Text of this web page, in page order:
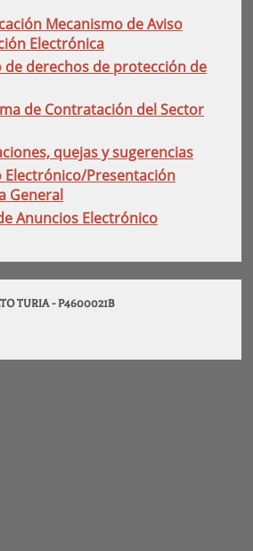
Mecanismo de Aviso
Electrónica
de derechos de protección de
de Contratación del Sector
quejas y sugerencias
Electrónico/Presentación
General
Anuncios Electrónico
TURIA - P4600021B